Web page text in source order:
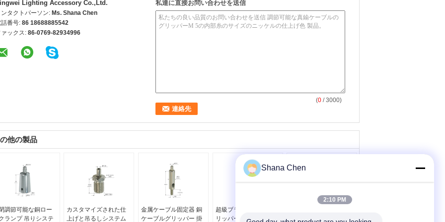
Lighting Accessory Co.,Ltd.
タクトパーソン: Ms. Shana Chen
番号: 86 18688885542
ックス: 86-0769-82934996
私達に直接お問い合わせを送信
(0 / 3000)
他の製品
調節可能な銅ロー
ランプ 吊りシステ
カスタマイズされた仕
上げと吊るしシステム
金属ケーブル固定器 銅
ケーブルグリッパー 掛
超級ブラスケーブルグ
リッパー 長さ1m
なケーブルグリッパー
Shana Chen
2:10 PM